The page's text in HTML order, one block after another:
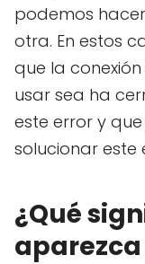
podemos
otra. En estos
que la
usar sea ha
este error y
solucionar este
¿Qué